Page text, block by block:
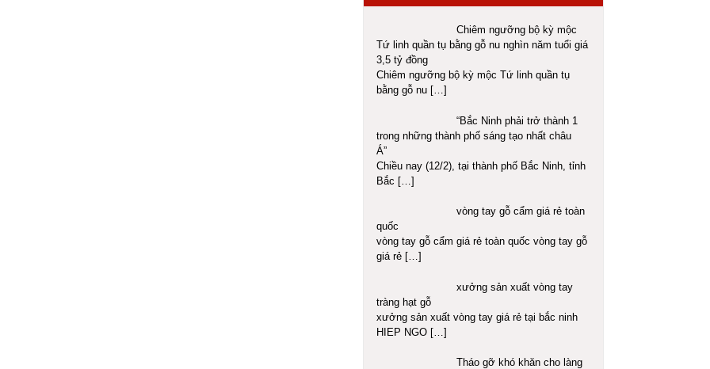
Chiêm ngưỡng bộ kỳ mộc
Tứ linh quần tụ bằng gỗ nu nghìn năm tuổi giá
3,5 tỷ đồng
Chiêm ngưỡng bộ kỳ mộc Tứ linh quần tụ
bằng gỗ nu […]
“Bắc Ninh phải trở thành 1
trong những thành phố sáng tạo nhất châu
Á”
Chiều nay (12/2), tại thành phố Bắc Ninh, tỉnh
Bắc […]
vòng tay gỗ cẩm giá rẻ toàn
quốc
vòng tay gỗ cẩm giá rẻ toàn quốc vòng tay gỗ
giá rẻ […]
xưởng sản xuất vòng tay
tràng hạt gỗ
xưởng sản xuất vòng tay giá rẻ tại bắc ninh
HIEP NGO […]
Tháo gỡ khó khăn cho làng